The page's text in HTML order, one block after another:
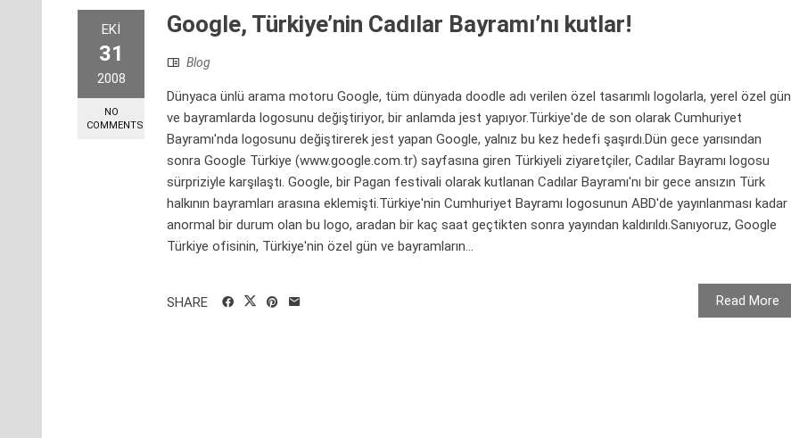
EKI
31
2008
NO
COMMENTS
Google, Türkiye’nin Cadılar Bayramı’nı kutlar!
Blog
Dünyaca ünlü arama motoru Google, tüm dünyada doodle adı verilen özel tasarımlı logolarla, yerel özel gün
ve bayramlarda logosunu değiştiriyor, bir anlamda jest yapıyor.Türkiye'de de son olarak Cumhuriyet
Bayramı'nda logosunu değiştirerek jest yapan Google, yalnız bu kez hedefi şaşırdı.Dün gece yarısından
sonra Google Türkiye (www.google.com.tr) sayfasına giren Türkiyeli ziyaretçiler, Cadılar Bayramı logosu
sürpriziyle karşılaştı. Google, bir Pagan festivali olarak kutlanan Cadılar Bayramı'nı bir gece ansızın Türk
halkının bayramları arasına eklemişti.Türkiye'nin Cumhuriyet Bayramı logosunun ABD'de yayınlanması kadar
anormal bir durum olan bu logo, aradan bir kaç saat geçtikten sonra yayından kaldırıldı.Sanıyoruz, Google
Türkiye ofisinin, Türkiye'nin özel gün ve bayramların...
Read More
SHARE